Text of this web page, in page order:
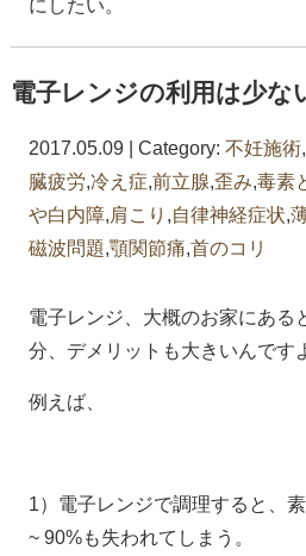
にしたい。
電子レンジの利用は少な
2017.05.09 | Category: 不妊施術,
臓疲労,冷え症,前立腺,歪み,毒素
や白内障,肩こり ,自律神経症状,
磁波問題,顎関節痛,首のコリ
電子レンジ、大概のお家にある
分、デメリットも大きいんです
例えば、
1）電子レンジで調理すると、
~ 90%も失われてしまう。